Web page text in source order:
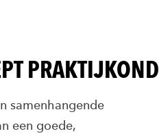
samenhangende
een goede,